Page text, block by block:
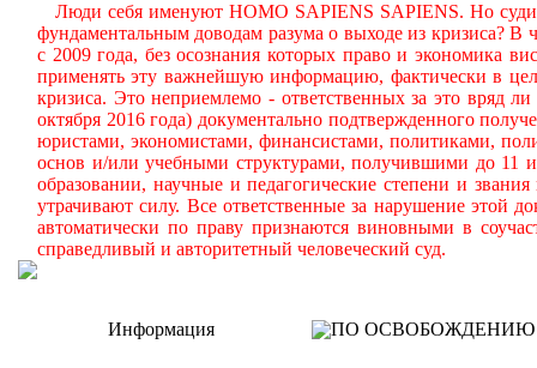
Люди себя именуют HOMO SAPIENS SAPIENS. Но
фундаментальным доводам разума о выходе из кризиса?
с 2009 года, без осознания которых право и экономика
применять эту важнейшую информацию, фактически в
кризиса. Это неприемлемо - ответственных за это вряд
октября 2016 года) документально подтвержденного
юристами, экономистами, финансистами, политиками,
основ и/или учебными структурами, получившими до 11
образовании, научные и педагогические степени и
утрачивают силу. Все ответственные за нарушение этой
автоматически по праву признаются виновными в
справедливый и авторитетный человеческий суд.
Информация ПО ОСВОБОЖДЕНИЮ